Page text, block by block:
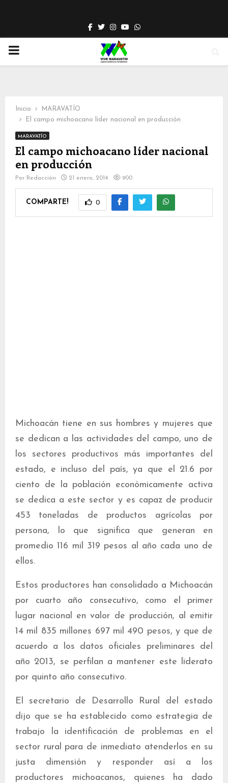
Facebook
TwitterInstagram
YoutubeWhatsapp
PRIMARY
Inicio
MARAVATÍO
El campo michoacano líder nacional en producción
MARAVATÍO
El campo michoacano líder nacional
en producción
Por Redacción 21 enero, 2014 900
COMPARTE! 0
Michoacán tiene en sus hombres y mujeres que
se dedican a las actividades del campo, uno de
los sectores productivos más importantes del
estado, e incluso del país, ya que el 21.6 por
ciento de la población económicamente activa
se dedica a este sector y es capaz de producir
453 toneladas de productos agrícolas por
persona, lo que significa que generan en
promedio 116 mil 319 pesos al año cada uno de
ellos.
Estos productores han consolidado a Michoacán
por cuarto año consecutivo, como el primer
lugar nacional en valor de producción, al emitir
14 mil 835 millones 697 mil 490 pesos, y que de
acuerdo a los datos oficiales preliminares del
año 2013, se perfilan a mantener este liderato
por quinto año consecutivo.
El secretario de Desarrollo Rural del estado
dijo que se ha establecido como estrategia de
trabajo la identificación de problemas en el
sector rural para de inmediato atenderlos en su
justa dimensión y responder así a los
productores michoacanos, quienes ha dado